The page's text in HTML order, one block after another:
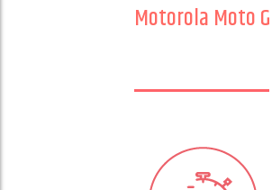
Motorola Moto G